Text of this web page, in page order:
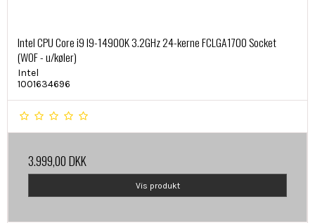
Intel CPU Core i9 I9-14900K 3.2GHz 24-kerne FCLGA1700 Socket
(WOF - u/køler)
Intel
1001634696
3.999,00 DKK
Vis produkt